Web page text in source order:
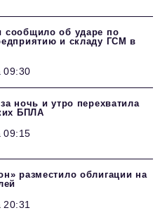
сообщило об ударе по
и складу ГСМ в
09:30
ночь и утро перехватила
БПЛА
09:15
разместило облигации на
20:31